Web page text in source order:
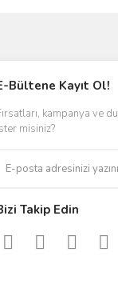
Bültene Kayıt Ol!
kampanya ve
misiniz?
Takip Edin